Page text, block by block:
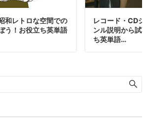
和レトロな空間での
う！お役立ち英単語
レコード・CDシ
ンル説明から試
ち英単語…